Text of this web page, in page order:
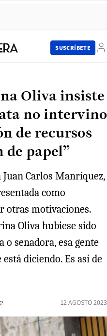
SUSCRÍBETE
Oliva insiste
no intervino
de recursos
de papel”
Carlos Manríquez,
como
otras motivaciones.
Oliva hubiese sido
o senadora, esa gente
diciendo. Es así de
12 AGOSTO 2023